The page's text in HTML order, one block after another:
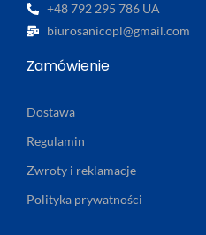
+48 792 295 786 UA
biurosanicopl@gmail.com
Zamówienie
Dostawa
Regulamin
Zwroty i reklamacje
Polityka prywatności